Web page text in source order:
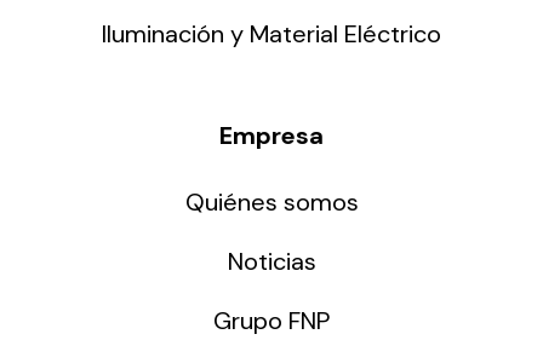
Iluminación y Material Eléctrico
Empresa
Quiénes somos
Noticias
Grupo FNP